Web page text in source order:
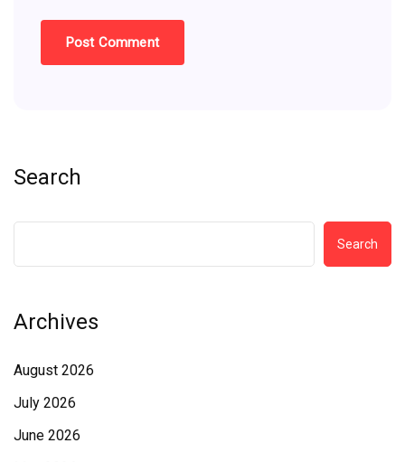
Search
Search
Archives
August 2026
July 2026
June 2026